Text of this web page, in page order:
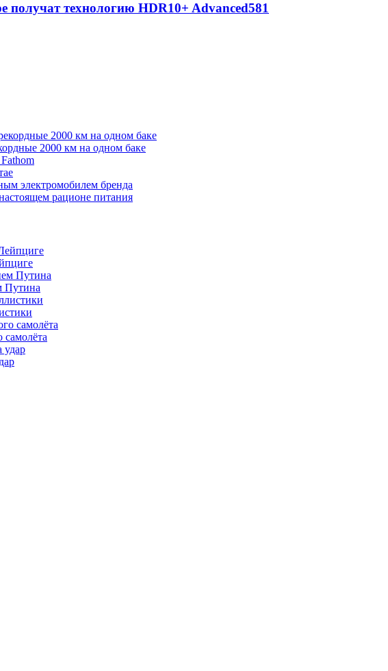
получат технологию HDR10+ Advanced581
2000 км на одном баке
электромобилем бренда
рационе питания
Путина
самолёта